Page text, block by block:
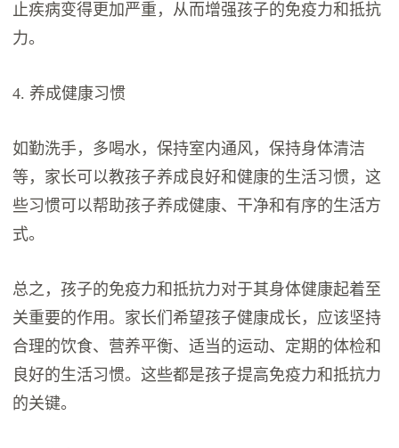
止疾病变得更加严重，从而增强孩子的免疫力和抵抗
力。
4. 养成健康习惯
如勤洗手，多喝水，保持室内通风，保持身体清洁
等，家长可以教孩子养成良好和健康的生活习惯，这
些习惯可以帮助孩子养成健康、干净和有序的生活方
式。
总之，孩子的免疫力和抵抗力对于其身体健康起着至
关重要的作用。家长们希望孩子健康成长，应该坚持
合理的饮食、营养平衡、适当的运动、定期的体检和
良好的生活习惯。这些都是孩子提高免疫力和抵抗力
的关键。